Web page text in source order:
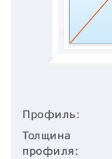
Профиль:
Толщина
профиля: